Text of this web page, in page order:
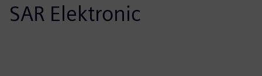
SAR Elektronic